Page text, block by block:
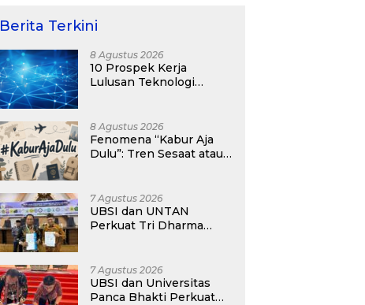
Berita Terkini
8 Agustus 2026
10 Prospek Kerja
Lulusan Teknologi
Kompetitif di Era Digital
8 Agustus 2026
Fenomena “Kabur Aja
Dulu”: Tren Sesaat atau
Depan?
7 Agustus 2026
UBSI dan UNTAN
Perkuat Tri Dharma
7 Agustus 2026
UBSI dan Universitas
Panca Bhakti Perkuat